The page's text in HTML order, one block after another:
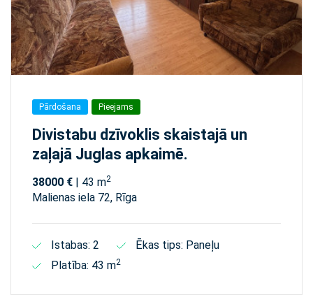
Pārdošana Pieejams
Divistabu dzīvoklis skaistajā un
zaļajā Juglas apkaimē.
38000 € | 43 m2
Malienas iela 72, Rīga
Istabas: 2
Ēkas tips: Paneļu
Platība: 43 m2